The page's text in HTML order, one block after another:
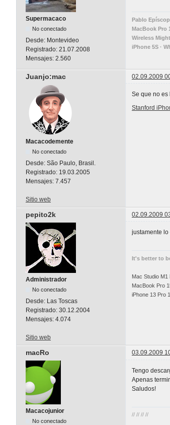
Supermacaco
No conectado
Desde: Montevideo
Registrado: 21.07.2008
Mensajes: 2.560
Pablo
MacBook Pro
Wireless
iPhone 5S ·
Juanjo:mac 02.09.2009
Macacodemente
No conectado
Desde: São Paulo, Brasil.
Registrado: 19.03.2005
Mensajes: 7.457
Se que no es
Stanford
Sitio web
pepito2k 02.09.2009
Administrador
No conectado
Desde: Las Toscas
Registrado: 30.12.2004
Mensajes: 4.074
justamente
It's better to
Mac Studio
MacBook Pro
iPhone 13 Pro
Sitio web
macRo 03.09.2009
Macacojunior
No conectado
Tengo
Apenas
Saludos!
// // // //